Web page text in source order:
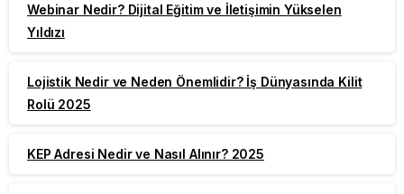
Webinar Nedir? Dijital Eğitim ve İletişimin Yükselen
Yıldızı
Lojistik Nedir ve Neden Önemlidir? İş Dünyasında Kilit
Rolü 2025
KEP Adresi Nedir ve Nasıl Alınır? 2025